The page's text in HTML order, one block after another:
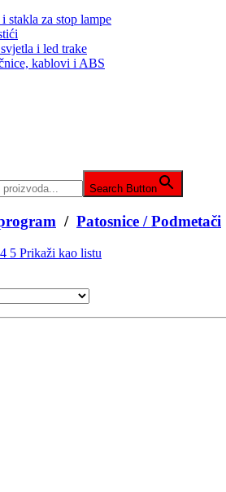
stakla za stop lampe
i led trake
kablovi i ABS
Search Button
/ Patosnice / Podmetači
4 5 Prikaži kao listu